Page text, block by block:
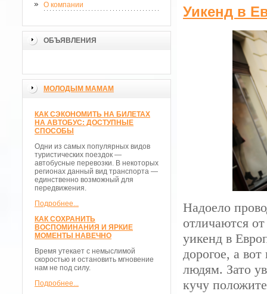
О компании
ОБЪЯВЛЕНИЯ
МОЛОДЫМ МАМАМ
КАК СЭКОНОМИТЬ НА БИЛЕТАХ
НА АВТОБУС: ДОСТУПНЫЕ
СПОСОБЫ
Одни из самых популярных видов
туристических поездок —
автобусные перевозки. В некоторых
регионах данный вид транспорта —
единственно возможный для
передвижения.
Подробнее...
КАК СОХРАНИТЬ
ВОСПОМИНАНИЯ И ЯРКИЕ
МОМЕНТЫ НАВЕЧНО
Время утекает с немыслимой
скоростью и остановить мгновение
нам не под силу.
Подробнее...
Уикенд в
Надоело
отличаются
уикенд в
дорогое, а
людям. Зато
кучу